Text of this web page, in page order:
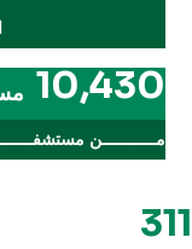
10,430
مـــــــــــن
311